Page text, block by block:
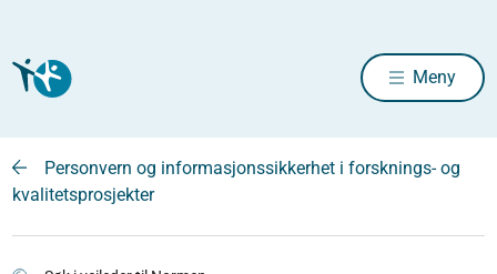
Meny
Personvern og informasjonssikkerhet i forsknings- og
kvalitetsprosjekter